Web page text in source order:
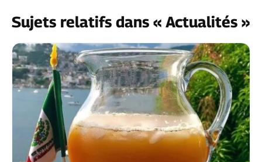
Sujets relatifs dans « Actualités »